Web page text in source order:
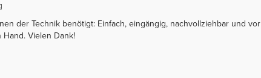
der Technik benötigt: Einfach, eingängig, nachvollziehbar und vor
Vielen Dank!